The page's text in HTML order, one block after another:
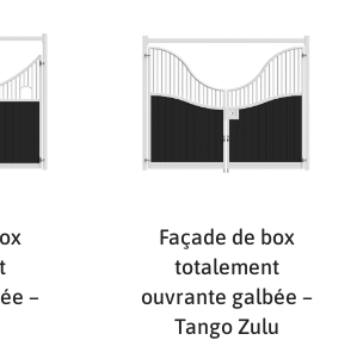
–
Façade de box
totalement
ouvrante galbée –
Tango Zulu